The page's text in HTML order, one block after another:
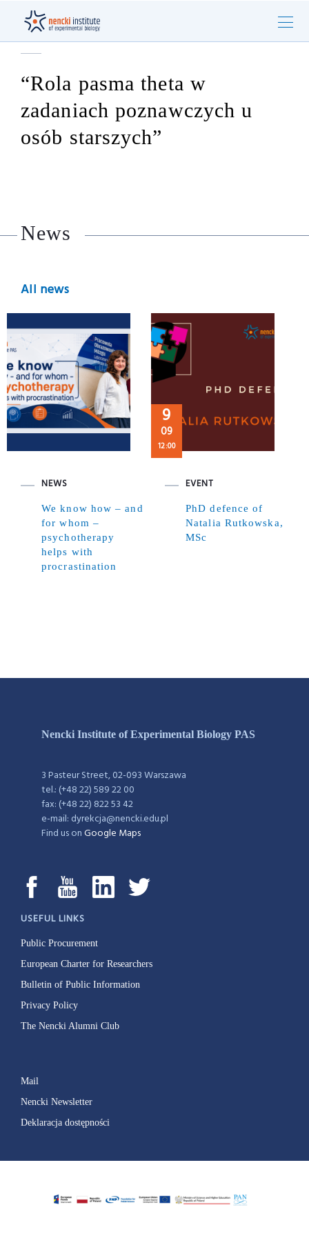
“Rola pasma theta w
zadaniach poznawczych u
osób starszych”
News
All news
NEWS
We know how – and
for whom –
psychotherapy
helps with
procrastination
9
09
12:00
EVENT
PhD defence of
Natalia Rutkowska,
MSc
Nencki Institute of Experimental Biology PAS
3 Pasteur Street, 02-093 Warszawa
tel.: (+48 22) 589 22 00
fax: (+48 22) 822 53 42
e-mail: dyrekcja@nencki.edu.pl
Find us onGoogle Maps
USEFUL LINKS
Public Procurement
European Charter for Researchers
Bulletin of Public Information
Privacy Policy
The Nencki Alumni Club
Mail
Nencki Newsletter
Deklaracja dostępności